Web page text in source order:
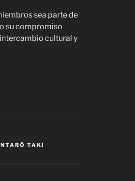
sea parte de
su compromiso
cultural y
TAKI